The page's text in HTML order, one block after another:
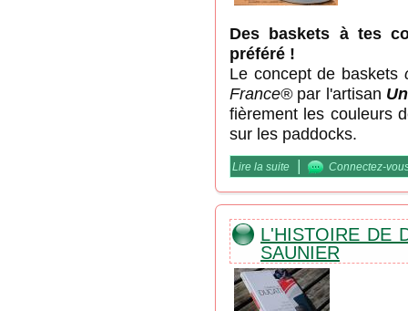
Des baskets à tes
préféré !
Le concept de baskets
France®par l'artisan
fièrement les couleurs
sur les paddocks.
Lire la suite de Calzoleria, des
Connectez-
L'HISTOIRE DE
SAUNIER